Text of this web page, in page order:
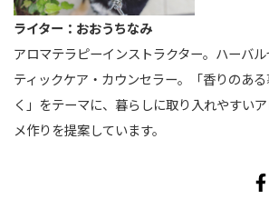
ライター：おおうちなみ
アロマテラピーインストラクター。ハーバ
ティックケア・カウンセラー。「香りのあ
く」をテーマに、暮らしに取り入れやすい
メ作りを提案しています。